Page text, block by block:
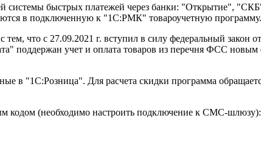
системы быстрых платежей через банки: "Открытие",
в подключенную к "1С:РМК" товароучетную программу.
тем, что с 27.09.2021 г. вступил в силу федеральный
поддержан учет и оплата товаров из перечня ФСС
в "1С:Розница". Для расчета скидки программа
кодом (необходимо настроить подключение к СМС-шлюзу):